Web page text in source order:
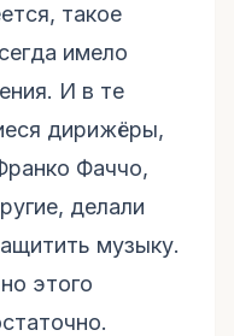
такое
имело
И в те
дирижёры,
Фаччо,
делали
музыку.
этого